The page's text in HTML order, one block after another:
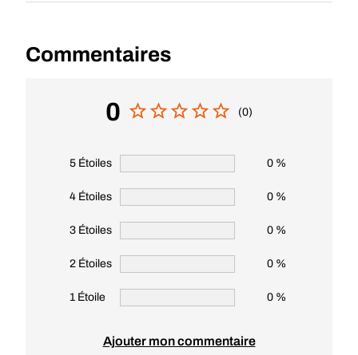
Commentaires
0 (0)
5 Étoiles 0 %
4 Étoiles 0 %
3 Étoiles 0 %
2 Étoiles 0 %
1 Étoile 0 %
Ajouter mon commentaire